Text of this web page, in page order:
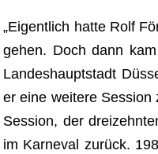
„Eigent­lich hatte Rolf
gehen. Doch dann
Lan­des­haupt­stadt
er eine wei­tere Ses­sion
Ses­sion, der
im Kar­ne­val zurück.